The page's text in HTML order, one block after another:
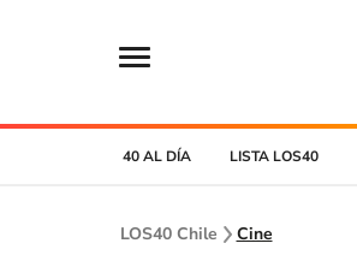
40 AL DÍA LISTA LOS40
LOS40 Chile Cine